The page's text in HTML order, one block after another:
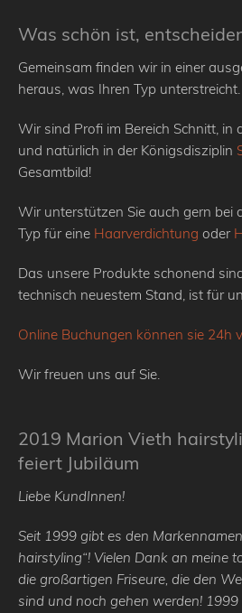
Was schön ist,
Gemeinsam finden wir in einer
heraus, was Ihren Typ unterstreicht.
Wir sind Profi im Bereich Schnitt, in
und natürlich in der Königsdisziplin
Gesamtbild!
Wir unterstützen Sie auch gern bei
Typ für eine Haarverdichtung oder
Das unsere Produkte schonend
technisch neuestem Stand, ist für
Online Buchungen können sie 24h
Wir freuen uns auf Sie.
2019 Marion Vieth
feiert Jubiläum
Liebe KundInnen!
Seit 1999 gibt es den
hairstyling“! Vielen Dank an meine
die großartigen Friseure, die den
sind und noch gehen werden! 1999